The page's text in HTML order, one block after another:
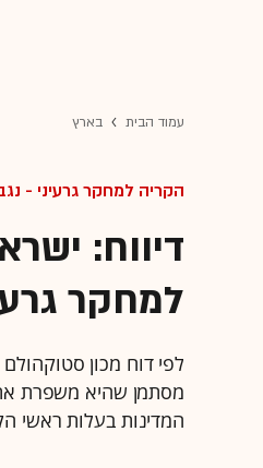
עמוד הבית בארץ
הקריה למחקר גרעיני -
דיווח:
למחקר
לפי דוח מכון
מסתמן שהיא משפרת
המדינות בעלות ראשי